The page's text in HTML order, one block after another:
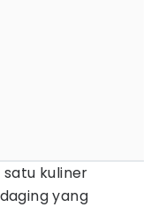
satu kuliner
yang